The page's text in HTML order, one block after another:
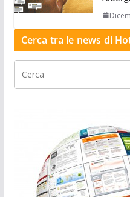
Cerca tra le news di